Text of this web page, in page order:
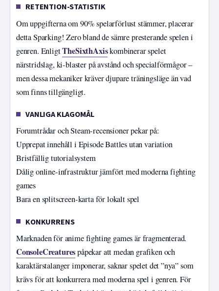
RETENTION-STATISTIK
Om uppgifterna om 90% spelarförlust stämmer, placerar
detta Sparking! Zero bland de sämre presterande spelen i
genren. EnligtTheSixthAxiskombinerar spelet
närstridslag, ki-blaster på avstånd och specialförmågor –
men dessa mekaniker kräver djupare träningsläge än vad
som finns tillgängligt.
VANLIGA KLAGOMÅL
Forumtrådar och Steam-recensioner pekar på:
Upprepat innehåll i Episode Battles utan variation
Bristfällig tutorialsystem
Dålig online-infrastruktur jämfört med moderna fighting
games
Bara en splitscreen-karta för lokalt spel
KONKURRENS
Marknaden för anime fighting games är fragmenterad.
ConsoleCreaturespåpekar att medan grafiken och
karaktärstalanger imponerar, saknar spelet det ”nya” som
krävs för att konkurrera med moderna spel i genren. För